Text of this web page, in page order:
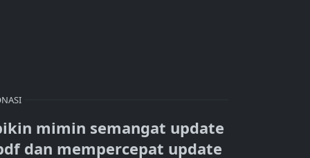
mimin semangat update
dan mempercepat update